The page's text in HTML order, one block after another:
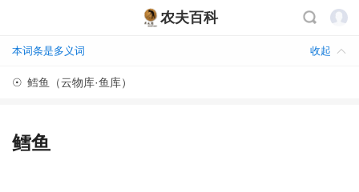
农夫百科
本词条是多义词 收起
☉ 鳕鱼（云物库·鱼库）
鳕鱼